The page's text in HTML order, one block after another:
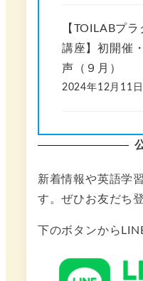
【TOILABプ
講座】初開催
声（９月）
2024年12月11日
新着情報や英語学
す。ぜひお友だち
下のボタンから